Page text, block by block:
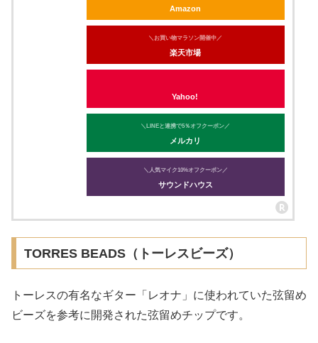
Amazon
＼お買い物マラソン開催中／
楽天市場
Yahoo!
＼LINEと連携で5％オフクーポン／
メルカリ
＼人気マイク10%オフクーポン／
サウンドハウス
TORRES BEADS（トーレスビーズ）
トーレスの有名なギター「レオナ」に使われていた弦留め
ビーズを参考に開発された弦留めチップです。